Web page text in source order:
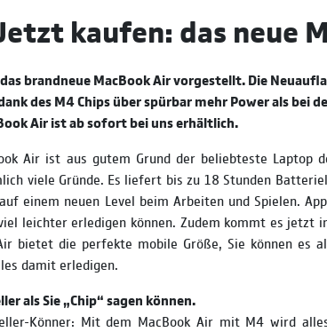
kaufen: das neue
brandneue MacBook Air vorgestellt. Die
des M4 Chips über spürbar mehr Power als bei
Air ist ab sofort bei uns erhältlich.
Air ist aus gutem Grund der beliebteste Laptop
viele Gründe. Es liefert bis zu 18 Stun­den
einem neuen Level beim Arbeiten und Spielen.
leichter erle­digen können. Zudem kommt es jetzt
bietet die perfekte mobile Größe, Sie können es
damit erledigen.
als Sie „Chip“ sagen können.
Könner: Mit dem MacBook Air mit M4 wird